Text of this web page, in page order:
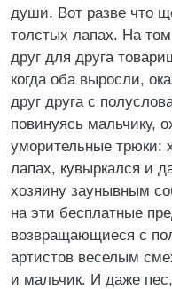
души. Вот разве что
толстых лапах. На
друг для друга
когда оба выросли,
друг друга с
повинуясь мальчику,
уморительные трюки:
лапах, кувыркался и
хозяину заунывным
на эти бесплатные
возвращающиеся с
артистов веселым
и мальчик. И даже